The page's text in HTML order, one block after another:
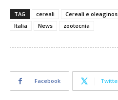
TAG cereali Cereali e
Italia
News zootecnia
Facebook